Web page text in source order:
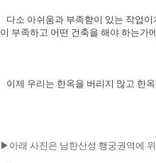
다소 아쉬움과 부족함이 있는 작업
이 부족하고 어떤 건축을 해야 하는가
이제 우리는 한옥을 버리지 않고 한
▶아래 사진은 남한산성 행궁권역에